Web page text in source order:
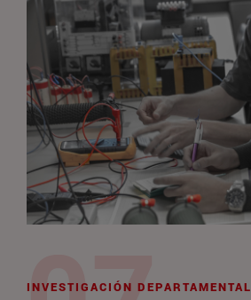
INVESTIGACIÓN DEPARTAMENTAL